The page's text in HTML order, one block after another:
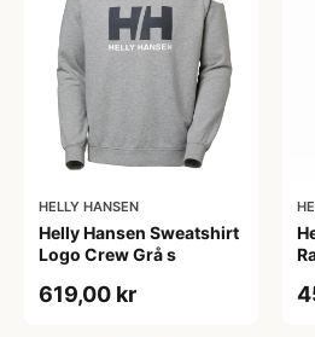
HELLY HANSEN
Helly Hansen Sweatshirt
Logo Crew Grå s
619,00 kr